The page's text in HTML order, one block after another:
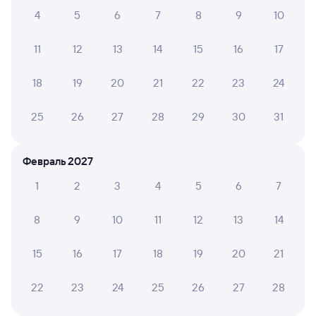
из Красноярска Пасс
в Анапу
Дни следования ближайшие: 9, 13, 16 октября Маршрут
Плацкарт
от 4 ⁠792 ⁠₽
Купе
от6 ⁠329 ⁠₽
Выберите дату
127Ы Проходящий
Барабинск
Уфа
2 д 5 ч 21 м в пути
4 5 6 7 8 9 10
11 12 13 14 15 16 17
18 19 20 21 22 23 24
25 26 27 28 29 30 31
Февраль 2027
1
2 3 4 5 6 7
8 9 10 11 12 13 14
15 16 17 18 19 20 21
22 23 24 25 26 27 28